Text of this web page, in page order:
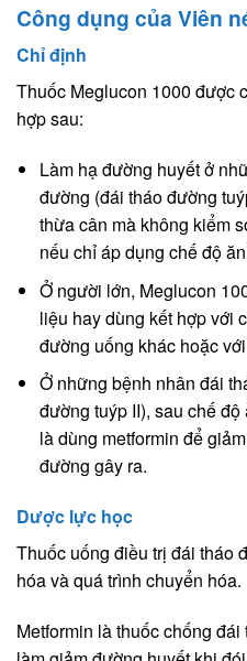
Công dụng của Viên
Chỉ định
Thuốc Meglucon 1000 được
hợp sau:
Làm hạ đường huyết ở
đường (đái tháo đường
thừa cân mà không kiểm
nếu chỉ áp dụng chế độ
Ở người lớn, Meglucon
liệu hay dùng kết hợp với
đường uống khác hoặc
Ở những bệnh nhân đái
đường tuýp II), sau chế
là dùng metformin để
đường gây ra.
Dược lực học
Thuốc uống điều trị đái tháo
hóa và quá trình chuyển hóa.
Metformin là thuốc chống